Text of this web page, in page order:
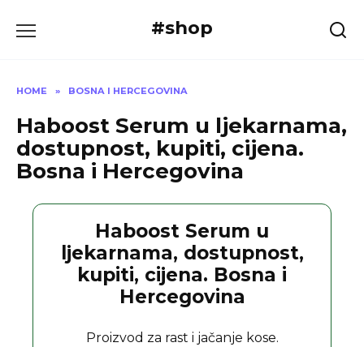
#shop
HOME » BOSNA I HERCEGOVINA
Haboost Serum u ljekarnama,
dostupnost, kupiti, cijena.
Bosna i Hercegovina
Haboost Serum u
ljekarnama, dostupnost,
kupiti, cijena. Bosna i
Hercegovina
Proizvod za rast i jačanje kose.